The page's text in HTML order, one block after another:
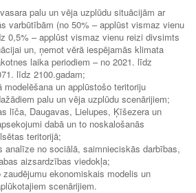
palu un vēja uzplūdu situācijām ar
varbūtībām (no 50% – applūst vismaz vienu
0,5% – applūst vismaz vienu reizi divsimts
un, ņemot vērā iespējamās klimata
laika periodiem – no 2021. līdz
līdz 2100.gadam;
modelēšana un applūstošo teritoriju
palu un vēja uzplūdu scenārijiem;
līča, Daugavas, Lielupes, Ķīšezera un
dabā un to noskalošanās
teritorijā;
analīze no sociālā, saimnieciskās darbības,
aizsardzības viedokļa;
ekonomiskais modelis un
scenārijiem.